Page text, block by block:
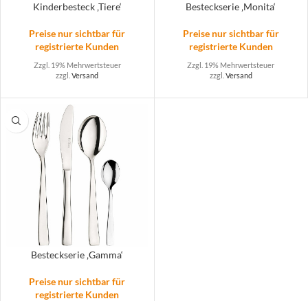
Kinderbesteck ‚Tiere‘
Preise nur sichtbar für
registrierte Kunden
Zzgl. 19% Mehrwertsteuer
zzgl.Versand
Besteckserie ‚Monita‘
Preise nur sichtbar für
registrierte Kunden
Zzgl. 19% Mehrwertsteuer
zzgl. Versand
Besteckserie ‚Gamma‘
Preise nur sichtbar für
registrierte Kunden